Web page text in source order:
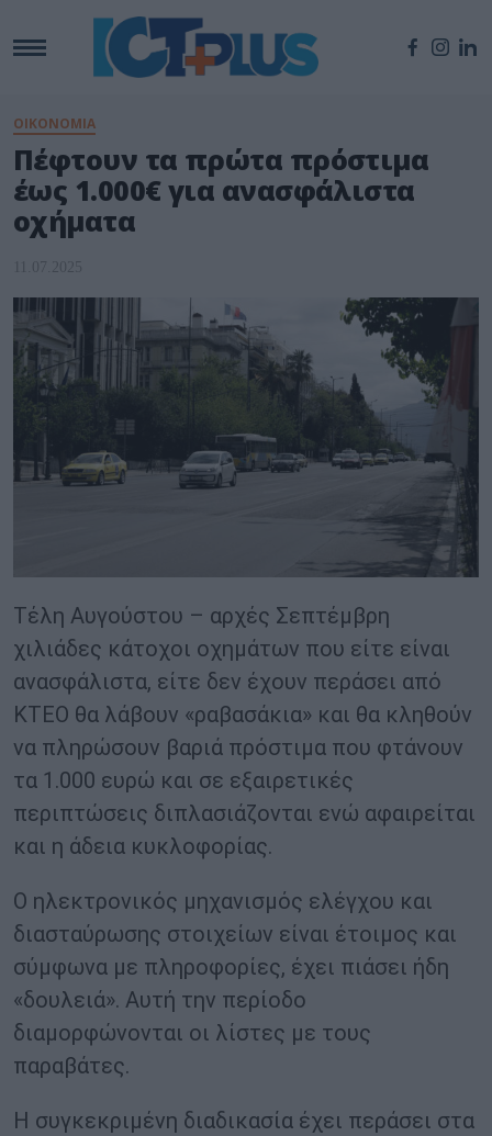
ΟΙΚΟΝΟΜΙΑ
Πέφτουν τα πρώτα πρόστιμα
έως 1.000€ για ανασφάλιστα
οχήματα
11.07.2025
Τέλη Αυγούστου – αρχές Σεπτέμβρη
χιλιάδες κάτοχοι οχημάτων που είτε είναι
ανασφάλιστα, είτε δεν έχουν περάσει από
ΚΤΕΟ θα λάβουν «ραβασάκια» και θα κληθούν
να πληρώσουν βαριά πρόστιμα που φτάνουν
τα 1.000 ευρώ και σε εξαιρετικές
περιπτώσεις διπλασιάζονται ενώ αφαιρείται
και η άδεια κυκλοφορίας.
Ο ηλεκτρονικός μηχανισμός ελέγχου και
διασταύρωσης στοιχείων είναι έτοιμος και
σύμφωνα με πληροφορίες, έχει πιάσει ήδη
«δουλειά». Αυτή την περίοδο
διαμορφώνονται οι λίστες με τους
παραβάτες.
Η συγκεκριμένη διαδικασία έχει περάσει στα